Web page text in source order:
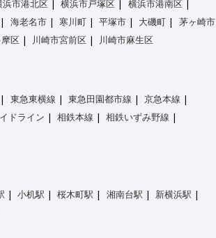
浜市港北区 横浜市戸塚区
横浜市港南区
海老名市 寒川町 平塚市 大磯町
茅ヶ崎市
区 川崎市宮前区 川崎市麻生区
東急東横線 東急田園都市線
京急本線
ドライン 相鉄本線
相鉄いずみ野線
小机駅 桜木町駅 湘南台駅
新横浜駅